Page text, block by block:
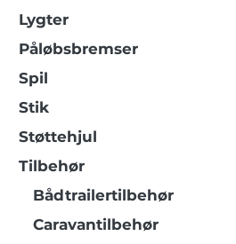
Lygter
Påløbsbremser
Spil
Stik
Støttehjul
Tilbehør
Bådtrailertilbehør
Caravantilbehør